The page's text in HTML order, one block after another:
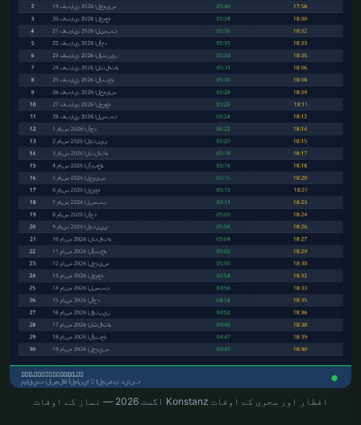
افطار اور سحری کے اوقات Konstanz اگست 2026 — نماز کے اوقات